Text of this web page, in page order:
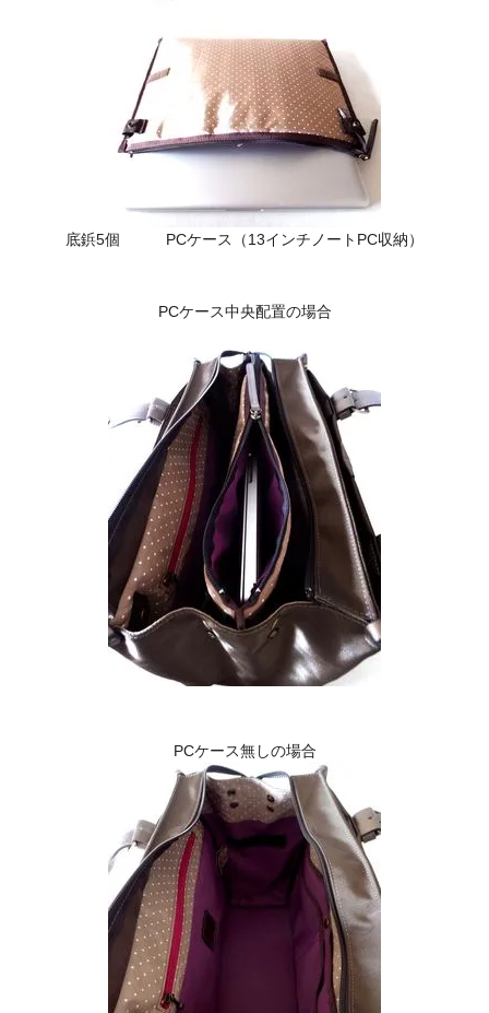
底鋲5個 PCケース（13インチノートPC収納）
PCケース中央配置の場合
PCケース無しの場合